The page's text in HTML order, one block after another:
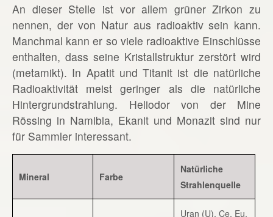
An dieser Stelle ist vor allem grüner Zirkon zu
nennen, der von Natur aus radioaktiv sein kann.
Manchmal kann er so viele radioaktive Einschlüsse
enthalten, dass seine Kristallstruktur zerstört wird
(metamikt). In Apatit und Titanit ist die natürliche
Radioaktivität meist geringer als die natürliche
Hintergrundstrahlung. Heliodor von der Mine
Rössing in Namibia, Ekanit und Monazit sind nur
für Sammler interessant.
Mineral Farbe
Natürliche
Strahlenquelle
Uran (U), Ce, Eu,